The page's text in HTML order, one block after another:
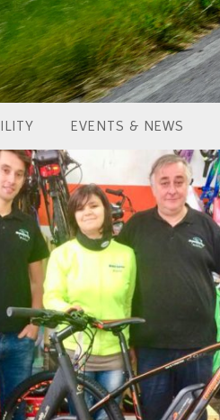
EVENTS & NEWS